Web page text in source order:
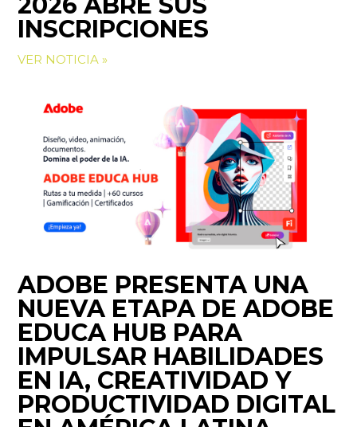
INSCRIPCIONES
VER NOTICIA »
ADOBE PRESENTA UNA
NUEVA ETAPA DE ADOBE
EDUCA HUB PARA
IMPULSAR HABILIDADES
EN IA, CREATIVIDAD Y
PRODUCTIVIDAD DIGITAL